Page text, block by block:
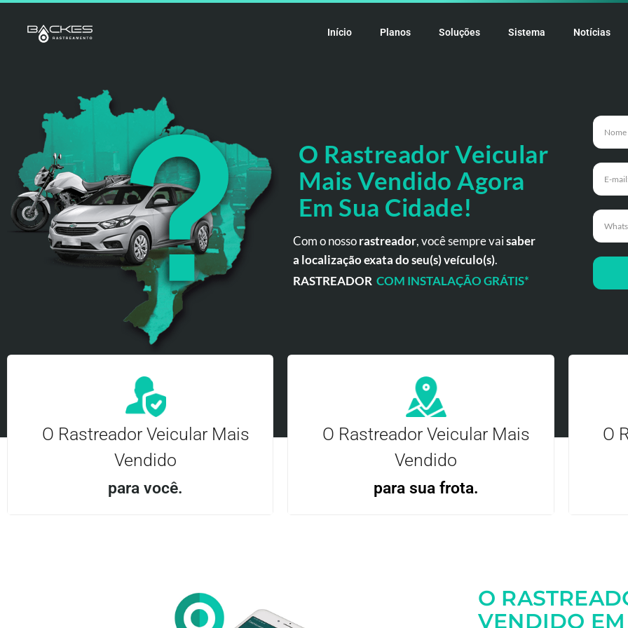
Início Planos Soluções Sistema Notícias
O RastreadorVeicular
Mais Vendido Agora
Em Sua Cidade!
Com o nossorastreador, você sempre vaisaber
a localização exata do seu(s) veículo(s).
RASTREADOR COM INSTALAÇÃO GRÁTIS*
O Rastreador Veicular Mais
Vendido
para você.
Entre em contato
O Rastreador Veicular Mais
Vendido
para sua frota.
O
O
VENDIDO